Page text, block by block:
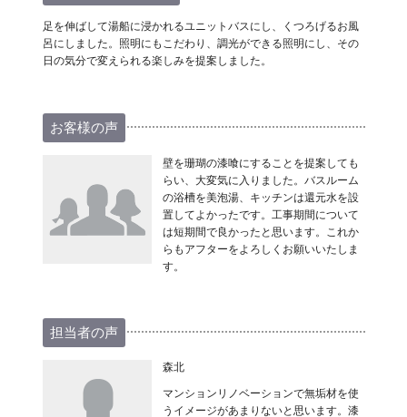
足を伸ばして湯船に浸かれるユニットバスにし、くつろげるお風
呂にしました。照明にもこだわり、調光ができる照明にし、その
日の気分で変えられる楽しみを提案しました。
お客様の声
壁を珊瑚の漆喰にすることを提案しても
らい、大変気に入りました。バスルーム
の浴槽を美泡湯、キッチンは還元水を設
置してよかったです。工事期間について
は短期間で良かったと思います。これか
らもアフターをよろしくお願いいたしま
す。
担当者の声
森北
マンションリノベーションで無垢材を使
うイメージがあまりないと思います。漆